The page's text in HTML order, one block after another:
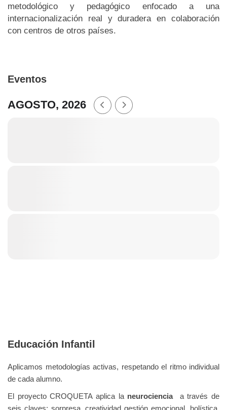
metodológico y pedagógico enfocado a una
internacionalización real y duradera en colaboración
con centros de otros países.
Eventos
AGOSTO, 2026
Educación Infantil
Aplicamos metodologías activas, respetando el ritmo individual
de cada alumno.
El proyecto CROQUETA aplica la neurocienciaa través de
seis claves: sorpresa, creatividad gestión emocional, holística,